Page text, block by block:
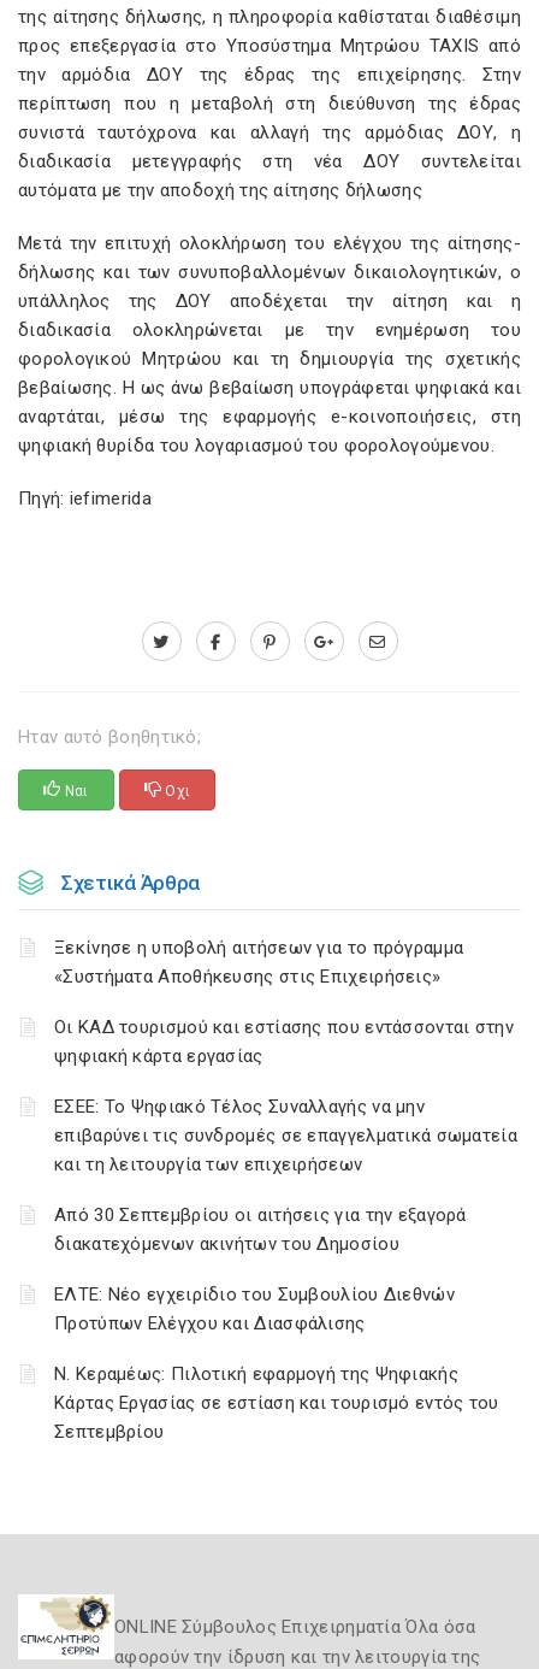
της αίτησης δήλωσης, η πληροφορία καθίσταται διαθέσιμη
προς επεξεργασία στο Υποσύστημα Μητρώου TAXIS από
την αρμόδια ΔΟΥ της έδρας της επιχείρησης. Στην
περίπτωση που η μεταβολή στη διεύθυνση της έδρας
συνιστά ταυτόχρονα και αλλαγή της αρμόδιας ΔΟΥ, η
διαδικασία μετεγγραφής στη νέα ΔΟΥ συντελείται
αυτόματα με την αποδοχή της αίτησης δήλωσης
Μετά την επιτυχή ολοκλήρωση του ελέγχου της αίτησης-
δήλωσης και των συνυποβαλλομένων δικαιολογητικών, ο
υπάλληλος της ΔΟΥ αποδέχεται την αίτηση και η
διαδικασία ολοκληρώνεται με την ενημέρωση του
φορολογικού Μητρώου και τη δημιουργία της σχετικής
βεβαίωσης. Η ως άνω βεβαίωση υπογράφεται ψηφιακά και
αναρτάται, μέσω της εφαρμογής e-κοινοποιήσεις, στη
ψηφιακή θυρίδα του λογαριασμού του φορολογούμενου.
Πηγή: iefimerida
Ηταν αυτό βοηθητικό;
Ναι Οχι
Σχετικά Άρθρα
Ξεκίνησε η υποβολή αιτήσεων για το πρόγραμμα
«Συστήματα Αποθήκευσης στις Επιχειρήσεις»
Οι ΚΑΔ τουρισμού και εστίασης που εντάσσονται στην
ψηφιακή κάρτα εργασίας
ΕΣΕΕ: Το Ψηφιακό Τέλος Συναλλαγής να μην
επιβαρύνει τις συνδρομές σε επαγγελματικά σωματεία
και τη λειτουργία των επιχειρήσεων
Από 30 Σεπτεμβρίου οι αιτήσεις για την εξαγορά
διακατεχόμενων ακινήτων του Δημοσίου
ΕΛΤΕ: Νέο εγχειρίδιο του Συμβουλίου Διεθνών
Προτύπων Ελέγχου και Διασφάλισης
Ν. Κεραμέως: Πιλοτική εφαρμογή της Ψηφιακής
Κάρτας Εργασίας σε εστίαση και τουρισμό εντός του
Σεπτεμβρίου
ONLINE Σύμβουλος Επιχειρηματία Όλα όσα
αφορούν την ίδρυση και την λειτουργία της